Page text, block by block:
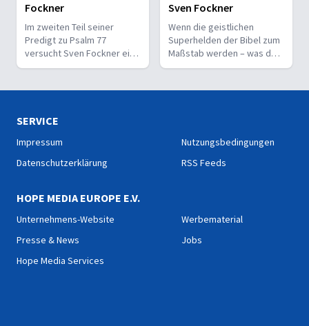
Fockner
Im zweiten Teil seiner
Predigt zu Psalm 77
versucht Sven Fockner eine
radikale Aussage Asafs zu
keine Gotteserkenntnis.
Sven Fockner
Wenn die geistlichen
Superhelden der Bibel zum
Maßstab werden – was darf
ein normaler Gläubiger
SERVICE
Impressum
Datenschutzerklärung
Nutzungsbedingungen
RSS Feeds
HOPE MEDIA EUROPE E.V.
Unternehmens-Website
Presse & News
Hope Media Services
Werbematerial
Jobs